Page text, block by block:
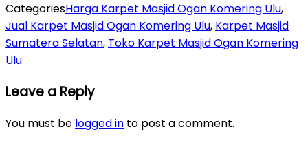
CategoriesHarga Karpet Masjid Ogan Komering Ulu,
Jual Karpet Masjid Ogan Komering Ulu, Karpet Masjid
Sumatera Selatan, Toko Karpet Masjid Ogan Komering
Ulu
Leave a Reply
You must be logged in to post a comment.